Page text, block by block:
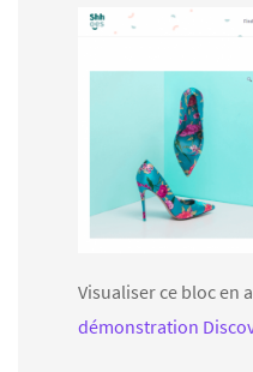
Visualiser ce bloc en
démonstration